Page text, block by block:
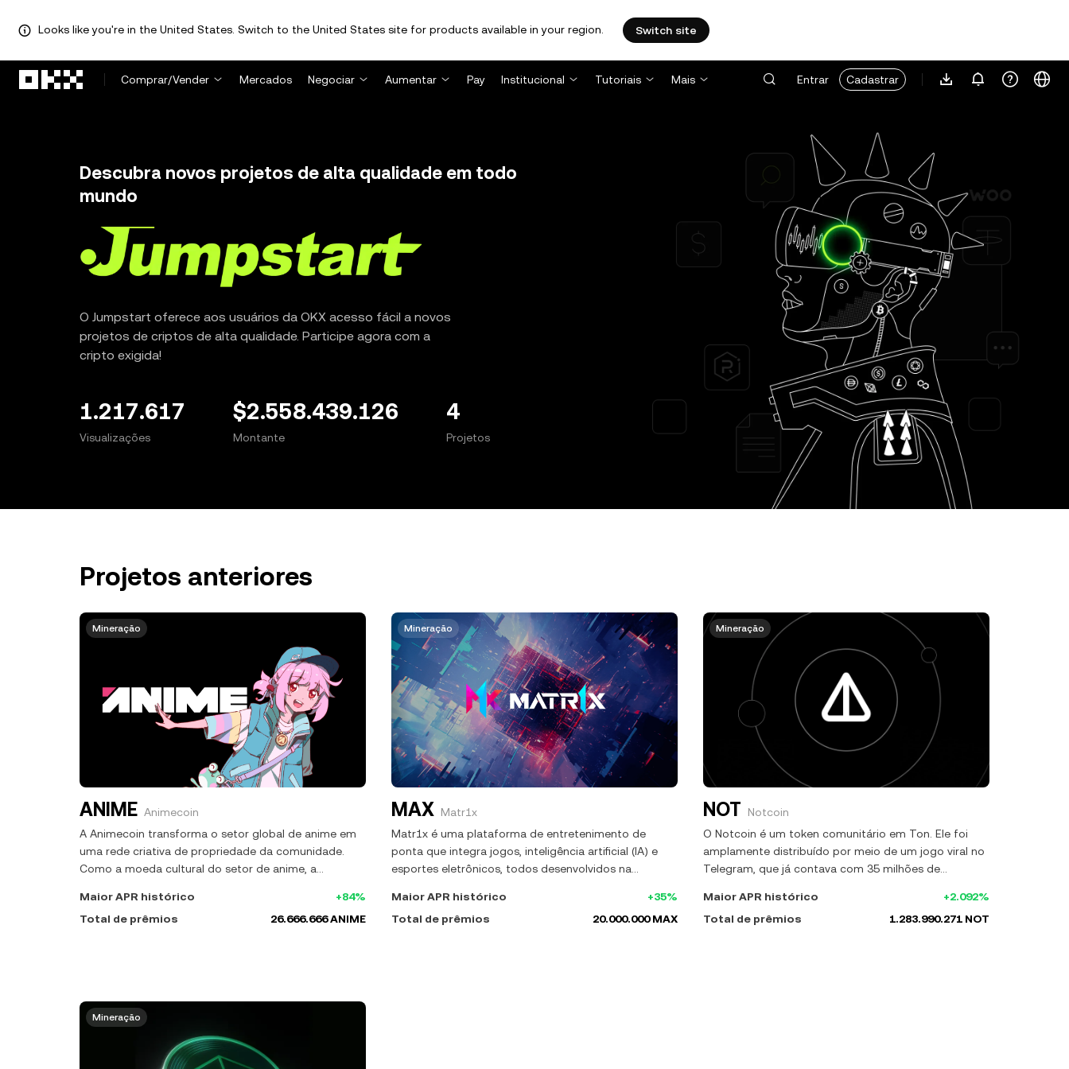
Looks like you're in the United States. Switch to the United States site for products available in your region. Switch site
Comprar/Vender
Mercados Negociar Aumentar Pay Institucional Tutoriais Mais Entrar Cadastrar
Descubra novos projetos de alta qualidade em todo
mundo
O Jumpstart oferece aos usuários da OKX acesso fácil a novos
projetos de criptos de alta qualidade. Participe agora com a
cripto exigida!
1.217.617
Visualizações
$2.558.439.126
Montante
4
Projetos
Projetos anteriores
Mineração
ANIME Animecoin
A Animecoin transforma o setor global de anime em
uma rede criativa de propriedade da comunidade.
Como a moeda cultural do setor de anime, a
um bilhão de fãs globais podem moldar e possuir o
futuro do anime. Desde o lançamento da Azuki em
poderosa: capacitar um bilhão de fãs globais para
moldar e possuir o futuro da cultura de anime.
Maior APR histórico
+84%
Total de prêmios
26.666.666 ANIME
Mineração
MAX Matr1x
Matr1x é uma plataforma de entretenimento de
ponta que integra jogos, inteligência artificial (IA) e
esportes eletrônicos, todos desenvolvidos na
jogos Web3 de primeira linha, produtos de esportes
eletrônicos e muito mais, a Matr1x se dedica a
Maior APR histórico
+35%
Total de prêmios
20.000.000 MAX
Mineração
NOT
Notcoin
O Notcoin é um token comunitário em Ton. Ele foi
amplamente distribuído por meio de um jogo viral no
Telegram, que já contava com 35 milhões de
um ecossistema em torno do NOT, incluindo uma
plataforma de jogos e ferramentas de exploração de
Maior APR histórico
+2.092%
Total de prêmios
1.283.990.271 NOT
Mineração